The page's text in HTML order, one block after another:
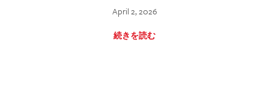
April 2, 2026
続きを読む